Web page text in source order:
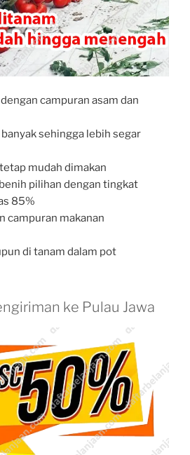
campuran asam dan
sehingga lebih segar
mudah dimakan
pilihan dengan tingkat
85%
campuran makanan
di tanam dalam pot
ke Pulau Jawa